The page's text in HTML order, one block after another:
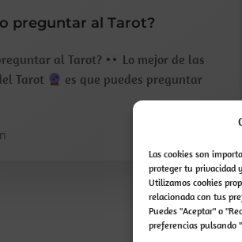
Las cookies son
proteger tu privacidad
Utilizamos cookies
relacionada con tus
Puedes "Aceptar" o
preferencias pulsando
preguntar al Tarot?
al Tarot?
Lo mejor de las
Tarot
es que puedes preguntar